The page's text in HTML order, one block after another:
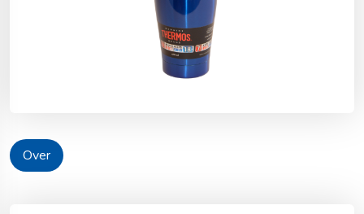
Over